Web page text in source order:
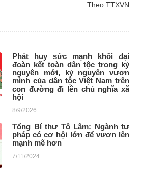
Theo TTXVN
Phát huy sức mạnh khối đại
đoàn kết toàn dân tộc trong kỷ
nguyên mới, kỷ nguyên vươn
mình của dân tộc Việt Nam trên
con đường đi lên chủ nghĩa xã
hội
8/9/2026
Tổng Bí thư Tô Lâm: Ngành tư
pháp có cơ hội lớn để vươn lên
mạnh mẽ hơn
7/11/2024